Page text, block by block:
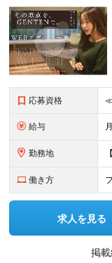
応募資格
給与
勤務地
働き方
求人を見る
掲載